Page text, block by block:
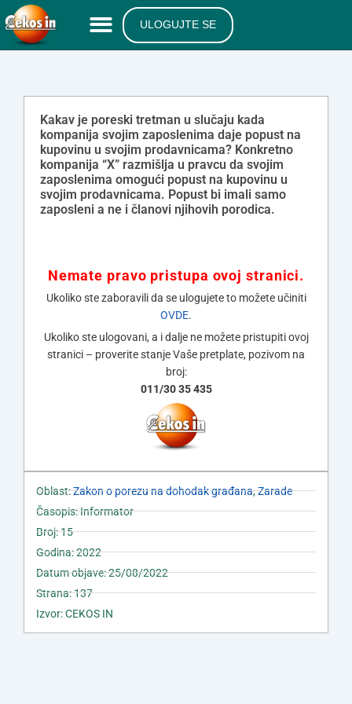
ULOGUJTE SE
Kakav je poreski tretman u slučaju kada
kompanija svojim zaposlenima daje popust na
kupovinu u svojim prodavnicama? Konkretno
kompanija “X” razmišlja u pravcu da svojim
zaposlenima omogući popust na kupovinu u
svojim prodavnicama. Popust bi imali samo
zaposleni a ne i članovi njihovih porodica.
Nemate pravo pristupa ovoj stranici.
Ukoliko ste zaboravili da se ulogujete to možete učiniti
OVDE.
Ukoliko ste ulogovani, a i dalje ne možete pristupiti ovoj
stranici – proverite stanje Vaše pretplate, pozivom na
broj:
011/30 35 435
Oblast:Zakon o porezu na dohodak građana,Zarade
Časopis: Informator
Broj: 15
Godina: 2022
Datum objave: 25/08/2022
Strana: 137
Izvor: CEKOS IN